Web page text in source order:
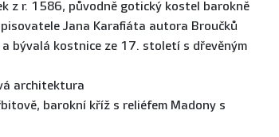
z r. 1586, původně gotický kostel barokně
Jana Karafiáta autora Broučků
bývalá kostnice ze 17. století s dřevěným
architektura
barokní kříž s reliéfem Madony s